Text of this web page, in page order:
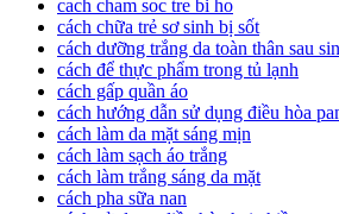
cach cham soc tre bi ho
cách chữa trẻ sơ sinh bị sốt
cách dưỡng trắng da toàn thân sau
cách để thực phẩm trong tủ lạnh
cách gấp quần áo
cách hướng dẫn sử dụng điều hòa
cách làm da mặt sáng mịn
cách làm sạch áo trắng
cách làm trắng sáng da mặt
cách pha sữa nan